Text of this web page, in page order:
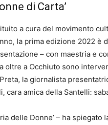
di Carta’
a cura del movimento
la prima edizione 2022 è
– con maestria e
oltre a Occhiuto sono
la giornalista
cara amica della Santelli:
delle Donne’ – ha